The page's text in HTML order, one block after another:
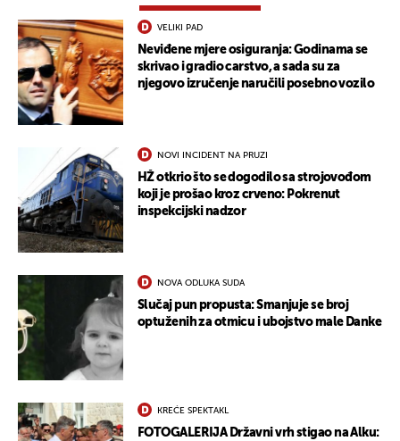
VELIKI PAD
Neviđene mjere osiguranja: Godinama se
skrivao i gradio carstvo, a sada su za
njegovo izručenje naručili posebno vozilo
NOVI INCIDENT NA PRUZI
HŽ otkrio što se dogodilo sa strojovođom
koji je prošao kroz crveno: Pokrenut
inspekcijski nadzor
NOVA ODLUKA SUDA
Slučaj pun propusta: Smanjuje se broj
optuženih za otmicu i ubojstvo male Danke
KREĆE SPEKTAKL
FOTOGALERIJA Državni vrh stigao na Alku:
UKLJUČITE NOTIFIKACIJE